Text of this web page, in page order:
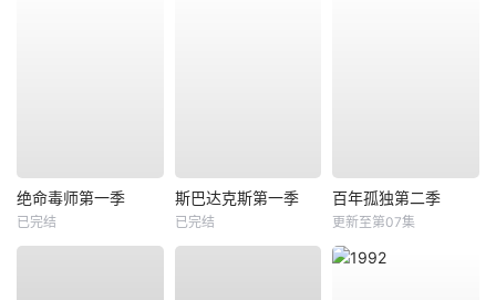
绝命毒师第一季
已完结
斯巴达克斯第一季
已完结
百年孤独第二季
更新至第07集